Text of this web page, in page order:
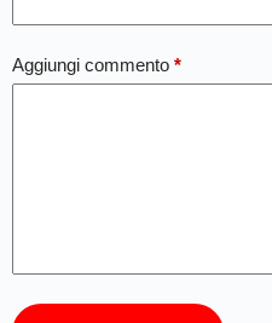
Aggiungi commento *